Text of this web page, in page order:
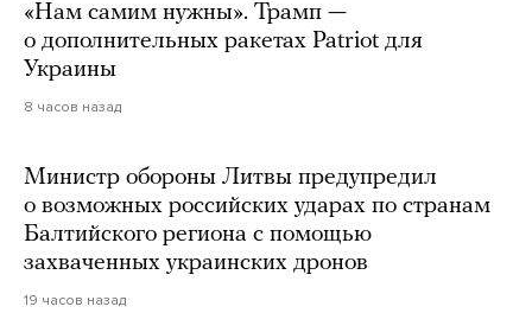
«Нам самим нужны». Трамп —
о дополнительных ракетах Patriot для
Украины
8 часов назад
Министр обороны Литвы предупредил
о возможных российских ударах по странам
Балтийского региона с помощью
захваченных украинских дронов
19 часов назад